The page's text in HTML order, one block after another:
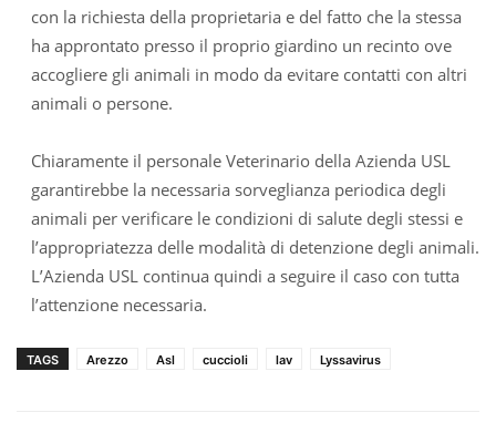
con la richiesta della proprietaria e del fatto che la stessa
ha approntato presso il proprio giardino un recinto ove
accogliere gli animali in modo da evitare contatti con altri
animali o persone.
Chiaramente il personale Veterinario della Azienda USL
garantirebbe la necessaria sorveglianza periodica degli
animali per verificare le condizioni di salute degli stessi e
l’appropriatezza delle modalità di detenzione degli animali.
L’Azienda USL continua quindi a seguire il caso con tutta
l’attenzione necessaria.
TAGS Arezzo Asl cuccioli lav Lyssavirus